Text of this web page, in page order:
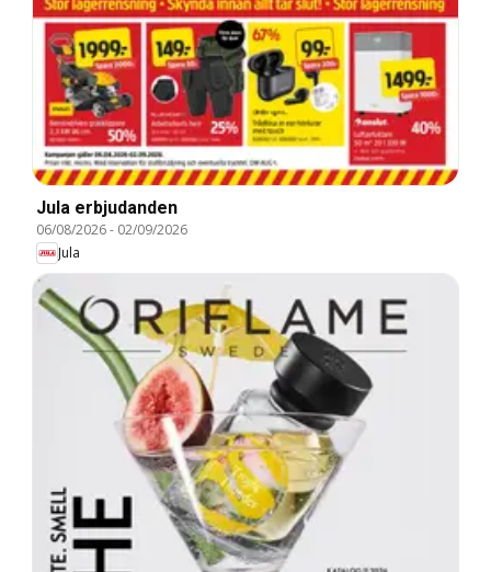
Jula erbjudanden
06/08/2026- 02/09/2026
Jula